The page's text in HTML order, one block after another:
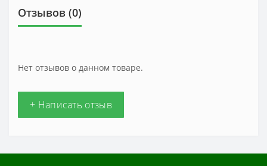
Отзывов (0)
Нет отзывов о данном товаре.
+ Написать отзыв